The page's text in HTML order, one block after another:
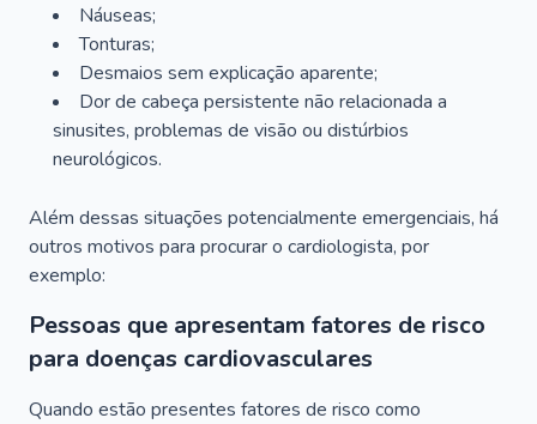
Náuseas;
Tonturas;
Desmaios sem explicação aparente;
Dor de cabeça persistente não relacionada a
sinusites, problemas de visão ou distúrbios
neurológicos.
Além dessas situações potencialmente emergenciais, há
outros motivos para procurar o cardiologista, por
exemplo:
Pessoas que apresentam fatores de risco
para doenças cardiovasculares
Quando estão presentes fatores de risco como